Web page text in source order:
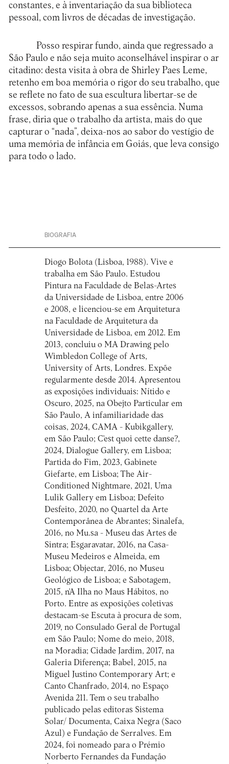
constantes, e à inventariação da sua biblioteca
pessoal, com livros de décadas de investigação.
Posso respirar fundo, ainda que regressado a
São Paulo e não seja muito aconselhável inspirar o ar
citadino: desta visita à obra de Shirley Paes Leme,
retenho em boa memória o rigor do seu trabalho, que
se reflete no fato de sua escultura libertar-se de
excessos, sobrando apenas a sua essência. Numa
frase, diria que o trabalho da artista, mais do que
capturar o “nada”, deixa-nos ao sabor do vestígio de
uma memória de infância em Goiás, que leva consigo
para todo o lado.
BIOGRAFIA
Diogo Bolota (Lisboa, 1988). Vive e
trabalha em São Paulo. Estudou
Pintura na Faculdade de Belas-Artes
da Universidade de Lisboa, entre 2006
e 2008, e licenciou-se em Arquitetura
na Faculdade de Arquitetura da
Universidade de Lisboa, em 2012. Em
2013, concluiu o MA Drawing pelo
Wimbledon College of Arts,
University of Arts, Londres. Expõe
regularmente desde 2014. Apresentou
as exposições individuais: Nítido e
Oscuro, 2025, na Obejto Particular em
São Paulo, A infamiliaridade das
coisas, 2024, CAMA - Kubikgallery,
em São Paulo; C'est quoi cette danse?,
2024, Dialogue Gallery, em Lisboa;
Partida do Fim, 2023, Gabinete
Giefarte, em Lisboa; The Air-
Conditioned Nightmare, 2021, Uma
Lulik Gallery em Lisboa; Defeito
Desfeito, 2020, no Quartel da Arte
Contemporânea de Abrantes; Sinalefa,
2016, no Mu.sa - Museu das Artes de
Sintra; Esgaravatar, 2016, na Casa-
Museu Medeiros e Almeida, em
Lisboa; Objectar, 2016, no Museu
Geológico de Lisboa; e Sabotagem,
2015, n'A Ilha no Maus Hábitos, no
Porto. Entre as exposições coletivas
destacam-se Escuta à procura de som,
2019, no Consulado Geral de Portugal
em São Paulo; Nome do meio, 2018,
na Moradia; Cidade Jardim, 2017, na
Galeria Diferença; Babel, 2015, na
Miguel Justino Contemporary Art; e
Canto Chanfrado, 2014, no Espaço
Avenida 211. Tem o seu trabalho
publicado pelas editoras Sistema
Solar/ Documenta, Caixa Negra (Saco
Azul) e Fundação de Serralves. Em
2024, foi nomeado para o Prémio
Norberto Fernandes da Fundação